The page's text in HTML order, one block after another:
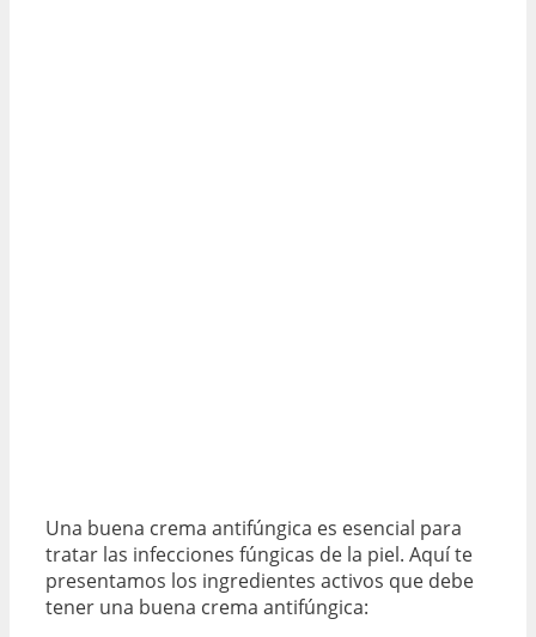
Una buena crema antifúngica es esencial para
tratar las infecciones fúngicas de la piel. Aquí te
presentamos los ingredientes activos que debe
tener una buena crema antifúngica: